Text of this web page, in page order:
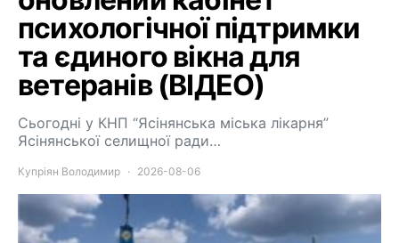
психологічної підтримки
та єдиного вікна для
ветеранів (ВІДЕО)
Сьогодні у КНП “Ясінянська міська лікарня”
Ясінянської селищної ради…
Купріян Володимир 2026-08-06